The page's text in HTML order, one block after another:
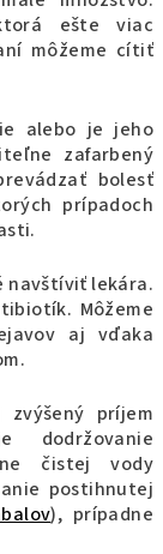
ešte viac
môžeme cítiť
alebo je jeho
zafarbený
bolesť
prípadoch
navštíviť lekára.
Môžeme
aj vďaka
príjem
dodržovanie
čistej vody
postihnutej
), prípadne